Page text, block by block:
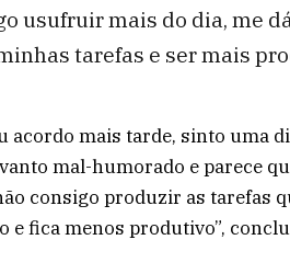
usufruir mais do dia, me
tarefas e ser mais
acordo mais tarde, sinto uma
mal-humorado e parece
consigo produzir as tarefas
e fica menos produtivo”,